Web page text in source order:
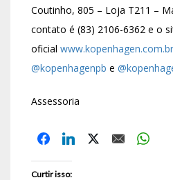
Coutinho, 805 – Loja T211 –
contato é (83) 2106-6362 e o
oficial www.kopenhagen.com.br
@kopenhagenpb e
Assessoria
Curtir isso: